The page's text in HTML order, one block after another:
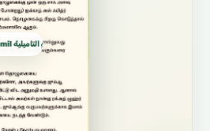
Tamil التاميلية தமிழ்